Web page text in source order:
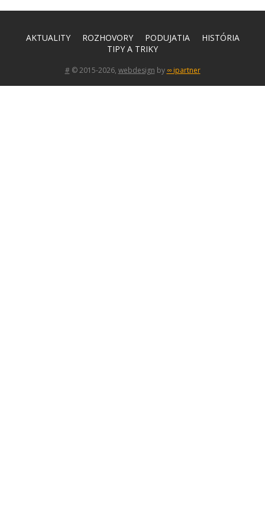
AKTUALITY ROZHOVORY PODUJATIA
HISTÓRIA
TIPY A TRIKY
#© 2015-2026, webdesign by ∞ ipartner